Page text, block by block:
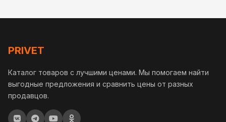
PRIVET
Каталог товаров с лучшими ценами. Мы помогаем найти
выгодные предложения и сравнить цены от разных
продавцов.